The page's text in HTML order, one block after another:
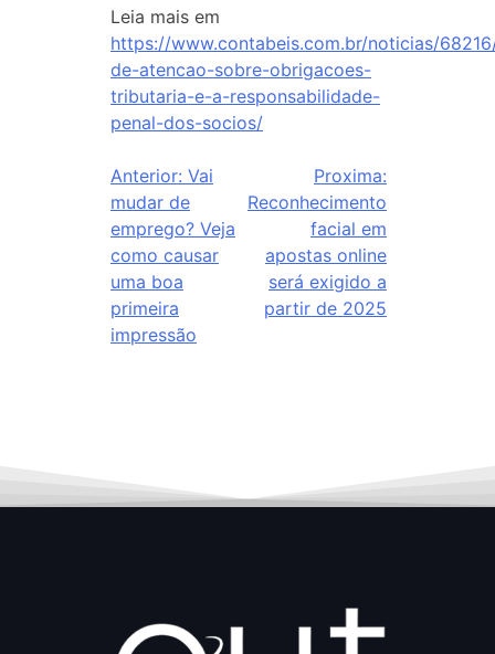
Leia mais em
https://www.contabeis.com.br/noticias/
de-atencao-sobre-obrigacoes-
tributaria-e-a-responsabilidade-
penal-dos-socios/
Anterior: Vai
mudar de
emprego? Veja
como causar
uma boa
primeira
impressão
Proxima:
Reconhecimento
facial em
apostas online
será exigido a
partir de 2025